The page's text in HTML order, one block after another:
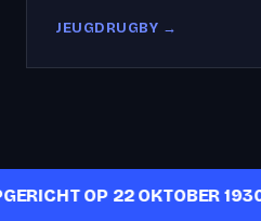
JEUGDRUGBY →
OP 22 OKTOBER 1930